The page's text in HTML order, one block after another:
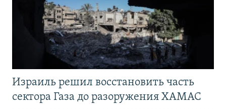
Израиль решил восстановить часть
сектора Газа до разоружения ХАМАС